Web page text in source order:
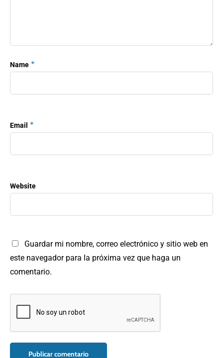
Name *
Email *
Website
Guardar mi nombre, correo electrónico y sitio web en
este navegador para la próxima vez que haga un
comentario.